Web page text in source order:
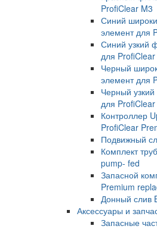
ProfiClear M3
Синий
элемент для
Синий узкий
для
Черный
элемент для
Черный
для
Контроллер
ProfiClear
Подвижный
Комплект
pump- fed
Запасной
Premium
Донный слив
Аксессуары и
Запасные